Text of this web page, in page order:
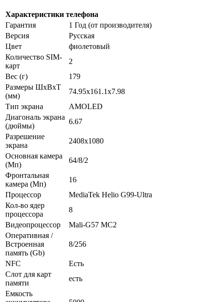
Характеристики телефона
Гарантия
1 Год (от производителя)
Версия
Русская
Цвет
фиолетовый
Количество SIM-
карт
2
Вес (г)
179
Размеры ШxВxТ
(мм)
74.95x161.1x7.98
Тип экрана
AMOLED
Диагональ экрана
(дюймы)
6.67
Разрешение
экрана
2408x1080
Основная камера
(Мп)
64/8/2
Фронтальная
камера (Мп)
16
Процессор
MediaTek Helio G99-Ultra
Кол-во ядер
процессора
8
Видеопроцессор
Mali-G57 MC2
Оперативная /
Встроенная
память (Gb)
8/256
NFC
Есть
Слот для карт
памяти
есть
Емкость